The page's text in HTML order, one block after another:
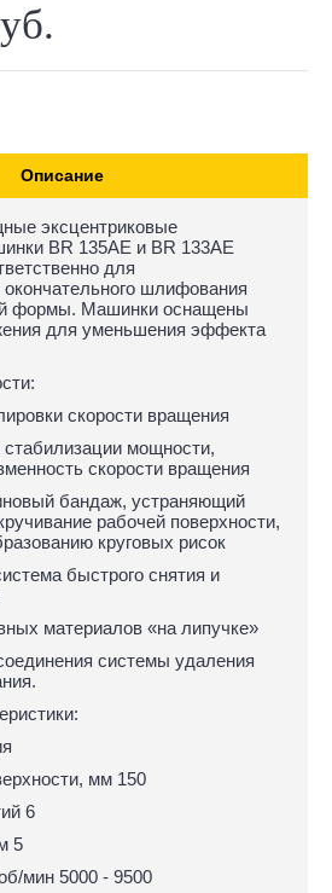
Описание
эксцентриковые
BR 135AE и BR 133AE
для
окончательного шлифования
формы. Машинки оснащены
для уменьшения эффекта
скорости вращения
мощности,
скорости вращения
бандаж, устраняющий
рабочей поверхности,
круговых рисок
быстрого снятия и
материалов «на липучке»
системы удаления
мм 150
6
5
мин 5000 - 9500